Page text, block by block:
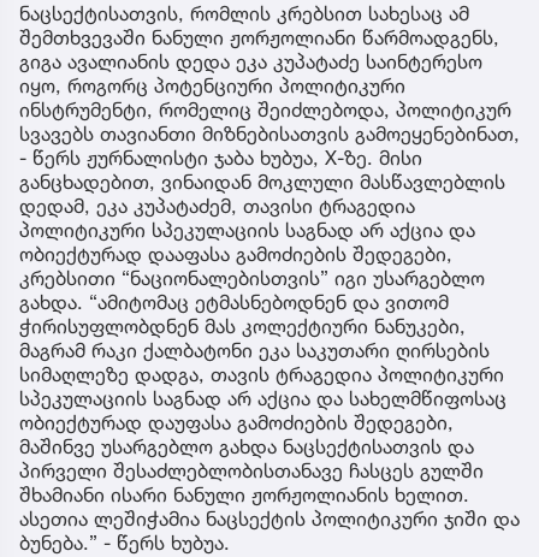
ნაცსექტისათვის, რომლის კრებსით სახესაც ამ
შემთხვევაში ნანული ჟორჟოლიანი წარმოადგენს,
გიგა ავალიანის დედა ეკა კუპატაძე საინტერესო
იყო, როგორც პოტენციური პოლიტიკური
ინსტრუმენტი, რომელიც შეიძლებოდა, პოლიტიკურ
სვავებს თავიანთი მიზნებისათვის გამოეყენებინათ,
- წერს ჟურნალისტი ჯაბა ხუბუა, X-ზე. მისი
განცხადებით, ვინაიდან მოკლული მასწავლებლის
დედამ, ეკა კუპატაძემ, თავისი ტრაგედია
პოლიტიკური სპეკულაციის საგნად არ აქცია და
ობიექტურად დააფასა გამოძიების შედეგები,
კრებსითი “ნაციონალებისთვის” იგი უსარგებლო
გახდა. “ამიტომაც ეტმასნებოდნენ და ვითომ
ჭირისუფლობდნენ მას კოლექტიური ნანუკები,
მაგრამ რაკი ქალბატონი ეკა საკუთარი ღირსების
სიმაღლეზე დადგა, თავის ტრაგედია პოლიტიკური
სპეკულაციის საგნად არ აქცია და სახელმწიფოსაც
ობიექტურად დაუფასა გამოძიების შედეგები,
მაშინვე უსარგებლო გახდა ნაცსექტისათვის და
პირველი შესაძლებლობისთანავე ჩასცეს გულში
შხამიანი ისარი ნანული ჟორჟოლიანის ხელით.
ასეთია ლეშიჭამია ნაცსექტის პოლიტიკური ჯიში და
ბუნება.” - წერს ხუბუა.